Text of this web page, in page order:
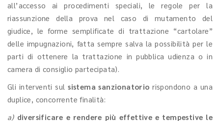
all’accesso ai procedimenti speciali, le regole per la
riassunzione della prova nel caso di mutamento del
giudice, le forme semplificate di trattazione “cartolare”
delle impugnazioni, fatta sempre salva la possibilità per le
parti di ottenere la trattazione in pubblica udienza o in
camera di consiglio partecipata).
Gli interventi sulsistema sanzionatorio rispondono a una
duplice, concorrente finalità:
a) diversificare e rendere più effettive e tempestive le